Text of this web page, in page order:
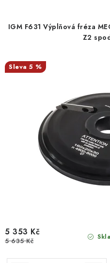
IGM F631 Výplňová fréza
Z2
5 %
5 353 Kč
5 635 Kč